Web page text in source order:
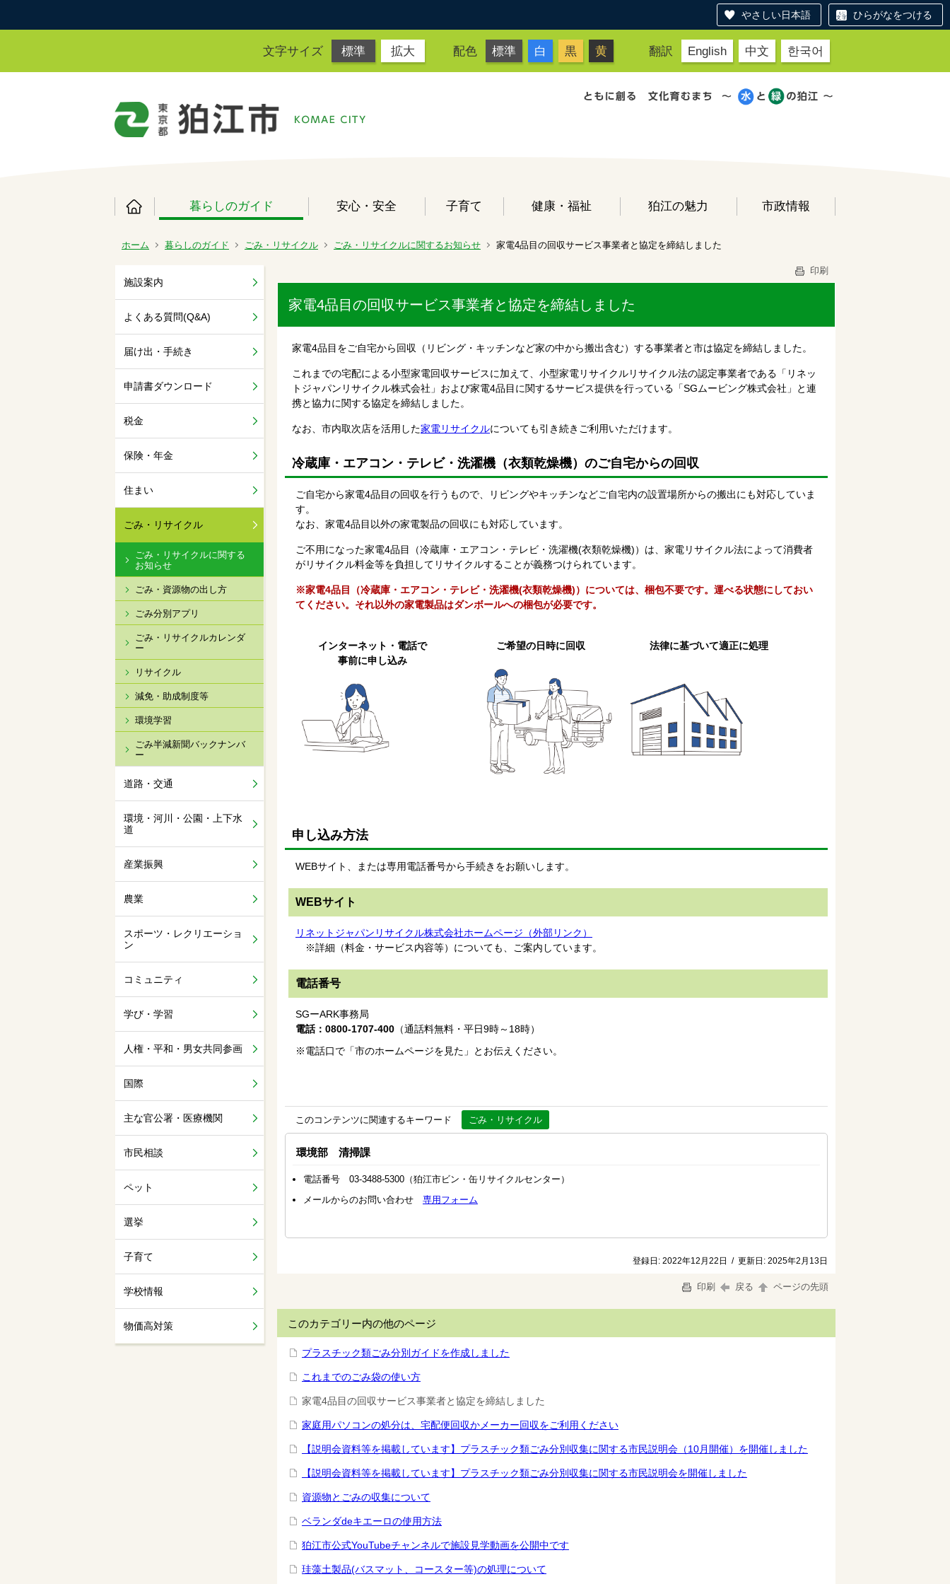
やさしい日本語 ひらがなをつける
文字サイズ 標準 拡大 配色 標準 白 黒 黄 翻訳 English 中文 한국어
暮らしのガイド 安心・安全 子育て 健康・福祉 狛江の魅力 市政情報
ホーム 暮らしのガイド ごみ・リサイクル ごみ・リサイクルに関するお知らせ 家電4品目の回収サービス事業者と協定を締結しました
施設案内
よくある質問(Q&A)
届け出・手続き
申請書ダウンロード
税金
保険・年金
住まい
ごみ・リサイクル
ごみ・リサイクルに関する
お知らせ
ごみ・資源物の出し方
ごみ分別アプリ
ごみ・リサイクルカレンダ
ー
リサイクル
減免・助成制度等
環境学習
ごみ半減新聞バックナンバ
ー
道路・交通
環境・河川・公園・上下水
道
産業振興
農業
スポーツ・レクリエーショ
ン
コミュニティ
学び・学習
人権・平和・男女共同参画
国際
主な官公署・医療機関
市民相談
ペット
選挙
子育て
学校情報
物価高対策
印刷
家電4品目の回収サービス事業者と協定を締結しました
家電4品目をご自宅から回収（リビング・キッチンなど家の中から搬出含む）する事業者と市は協定を締結しました。
これまでの宅配による小型家電回収サービスに加えて、小型家電リサイクルリサイクル法の認定事業者である「リネッ
トジャパンリサイクル株式会社」および家電4品目に関するサービス提供を行っている「SGムービング株式会社」と連
携と協力に関する協定を締結しました。
なお、市内取次店を活用した家電リサイクルについても引き続きご利用いただけます。
冷蔵庫・エアコン・テレビ・洗濯機（衣類乾燥機）のご自宅からの回収
ご自宅から家電4品目の回収を行うもので、リビングやキッチンなどご自宅内の設置場所からの搬出にも対応していま
す。
なお、家電4品目以外の家電製品の回収にも対応しています。
ご不用になった家電4品目（冷蔵庫・エアコン・テレビ・洗濯機(衣類乾燥機)）は、家電リサイクル法によって消費者
がリサイクル料金等を負担してリサイクルすることが義務つけられています。
※家電4品目（冷蔵庫・エアコン・テレビ・洗濯機(衣類乾燥機)）については、梱包不要です。運べる状態にしておい
てください。それ以外の家電製品はダンボールへの梱包が必要です。
インターネット・電話で
事前に申し込み
ご希望の日時に回収 法律に基づいて適正に処理
申し込み方法
WEBサイト、または専用電話番号から手続きをお願いします。
WEBサイト
リネットジャパンリサイクル株式会社ホームページ（外部リンク）
※詳細（料金・サービス内容等）についても、ご案内しています。
電話番号
SGーARK事務局
電話：0800-1707-400 （通話料無料・平日9時～18時）
※電話口で「市のホームページを見た」とお伝えください。
このコンテンツに関連するキーワード ごみ・リサイクル
環境部 清掃課
電話番号 03-3488-5300（狛江市ビン・缶リサイクルセンター）
メールからのお問い合わせ 専用フォーム
登録日: 2022年12月22日 / 更新日: 2025年2月13日
印刷 戻る ページの先頭
このカテゴリー内の他のページ
プラスチック類ごみ分別ガイドを作成しました
これまでのごみ袋の使い方
家電4品目の回収サービス事業者と協定を締結しました
家庭用パソコンの処分は、宅配便回収かメーカー回収をご利用ください
【説明会資料等を掲載しています】プラスチック類ごみ分別収集に関する市民説明会（10月開催）を開催しました
【説明会資料等を掲載しています】プラスチック類ごみ分別収集に関する市民説明会を開催しました
資源物とごみの収集について
ベランダdeキエーロの使用方法
狛江市公式YouTubeチャンネルで施設見学動画を公開中です
珪藻土製品(バスマット、コースター等)の処理について